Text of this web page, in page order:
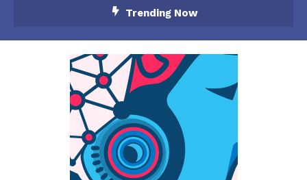
Trending Now